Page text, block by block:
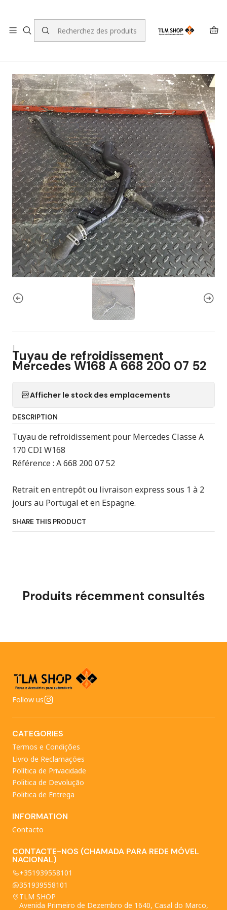
Accueil LOJA ONLINE
Motores e Componentes para Motores Tubos
Tuyau de refroidissement Mercedes W168 A 668 200 07 52
|
Tuyau de refroidissement
Mercedes W168 A 668 200 07 52
Afficher le stock des emplacements
DESCRIPTION
Tuyau de refroidissement pour Mercedes Classe A
170 CDI W168
Référence : A 668 200 07 52
Retrait en entrepôt ou livraison express sous 1 à 2
jours au Portugal et en Espagne.
SHARE THIS PRODUCT
Produits récemment consultés
Follow us
CATEGORIES
Termos e Condições
Livro de Reclamações
Política de Privacidade
Politica de Devolução
Politica de Entrega
INFORMATION
Contacto
CONTACTE-NOS (CHAMADA PARA REDE MÓVEL
NACIONAL)
+351939558101
351939558101
TLM SHOP
Avenida Primeiro de Dezembro de 1640, Casal do Marco,